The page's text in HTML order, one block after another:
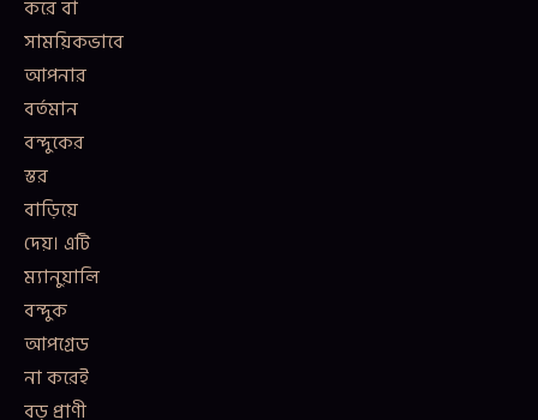
করে বা
সাময়িকভাবে
আপনার
বর্তমান
বন্দুকের
স্তর
বাড়িয়ে
দেয়। এটি
ম্যানুয়ালি
বন্দুক
আপগ্রেড
না করেই
বড় প্রাণী